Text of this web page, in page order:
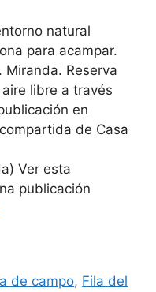
natural
para acampar.
Miranda. Reserva
libre a través
en
de Casa
Ver esta
publicación
de campo, Fila del